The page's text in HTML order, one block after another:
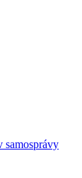
samosprávy